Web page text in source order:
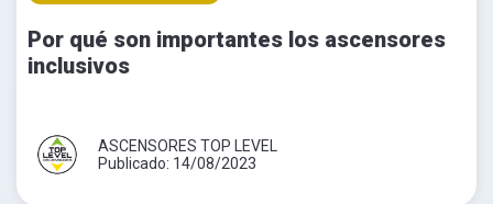
Por qué son importantes los ascensores
inclusivos
ASCENSORES TOP LEVEL
Publicado: 14/08/2023